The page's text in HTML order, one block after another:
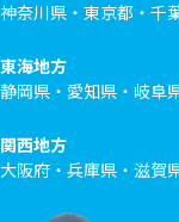
神奈川県・東京都・千
東海地方
静岡県・愛知県・岐阜
関西地方
大阪府・兵庫県・滋賀